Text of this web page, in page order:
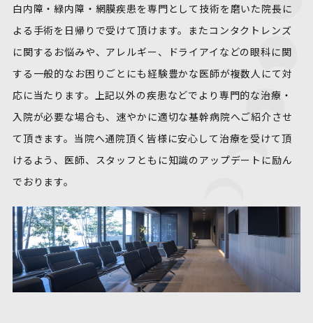
白内障・緑内障・網膜疾患を専門として技術を磨いた院長に
よる手術を日帰りで受けて頂けます。またコンタクトレンズ
に関するお悩みや、アレルギー、ドライアイなどの眼科に関
する一般的なお困りごとにも経験豊かな医師が複数人にて対
応に当たります。上記以外の疾患などでより専門的な治療・
入院が必要な場合も、速やかに適切な基幹病院へご紹介させ
て頂きます。当院へ通院頂く皆様に安心して治療を受けて頂
けるよう、医師、スタッフともに知識のアップデートに励ん
でおります。